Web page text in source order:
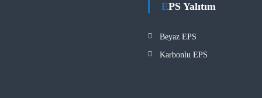
EPS Yalıtım
Beyaz EPS
Karbonlu EPS